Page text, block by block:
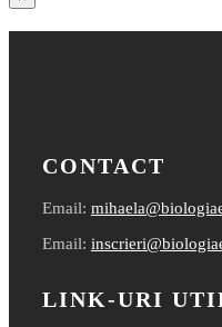
product
quick
CONTACT
Email:
Email:
LINK-URI